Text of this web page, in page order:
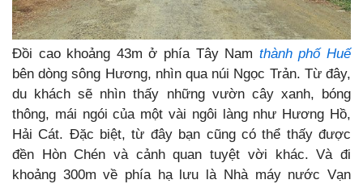
Đồi cao khoảng 43m ở phía Tây Nam thành phố Huế
bên dòng sông Hương, nhìn qua núi Ngọc Trản. Từ đây,
du khách sẽ nhìn thấy những vườn cây xanh, bóng
thông, mái ngói của một vài ngôi làng như Hương Hồ,
Hải Cát. Đặc biệt, từ đây bạn cũng có thể thấy được
đền Hòn Chén và cảnh quan tuyệt vời khác. Và đi
khoảng 300m về phía hạ lưu là Nhà máy nước Vạn